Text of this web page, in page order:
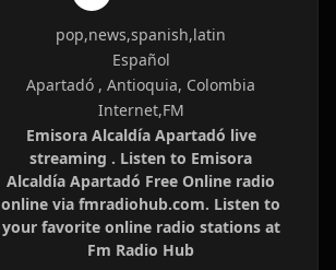
pop,news,spanish,latin
Español
Apartadó , Antioquia, Colombia
Internet,FM
Emisora Alcaldía Apartadó live
streaming . Listen to Emisora
Alcaldía Apartadó Free Online radio
online via fmradiohub.com. Listen to
your favorite online radio stations at
Fm Radio Hub